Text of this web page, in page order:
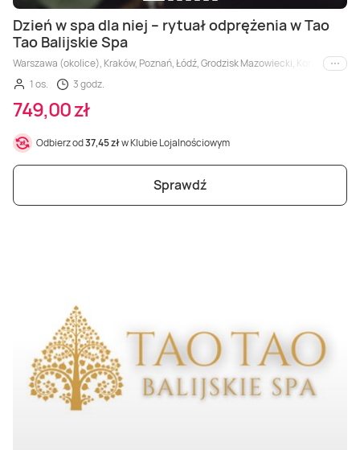
Dzień w spa dla niej – rytuał odprężenia w Tao
Tao Balijskie Spa
Warszawa (okolice), Kraków, Poznań, Łódź, Grodzisk Mazowiecki, Konin, Płock,
i inne
1 os.
3 godz.
749,00 zł
Odbierz od37,45 złw Klubie Lojalnościowym
Sprawdź